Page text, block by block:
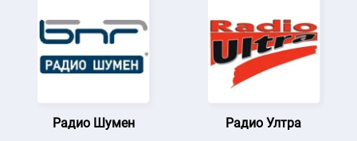
Радио Шумен Радио Ултра